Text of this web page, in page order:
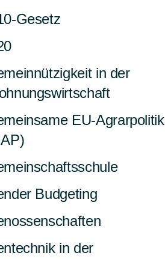
Gesetz
in der
EU-Agrarpolitik
Budgeting
in der